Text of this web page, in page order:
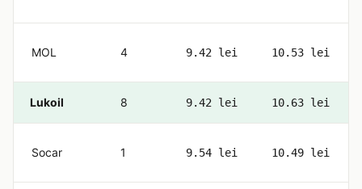
MOL 4 9.42 lei 10.53 lei
Lukoil 8 9.42 lei 10.63 lei
Socar 1 9.54 lei 10.49 lei